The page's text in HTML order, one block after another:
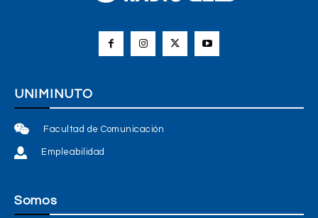
UNIMINUTO
Facultad de Comunicación
Empleabilidad
Somos